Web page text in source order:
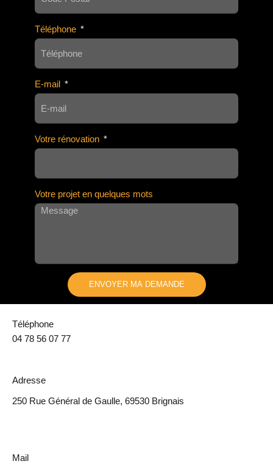
Téléphone
E-mail
Votre rénovation
Votre projet en quelques mots
ENVOYER MA DEMANDE
A
L
N
T
Téléphone
04 78 56 07 77
Adresse
250 Rue Général de Gaulle, 69530 Brignais
Mail